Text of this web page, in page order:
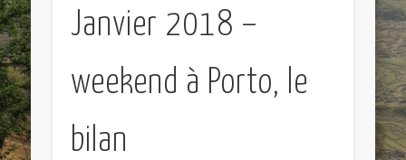
Janvier 2018 –
weekend à Porto, le
bilan